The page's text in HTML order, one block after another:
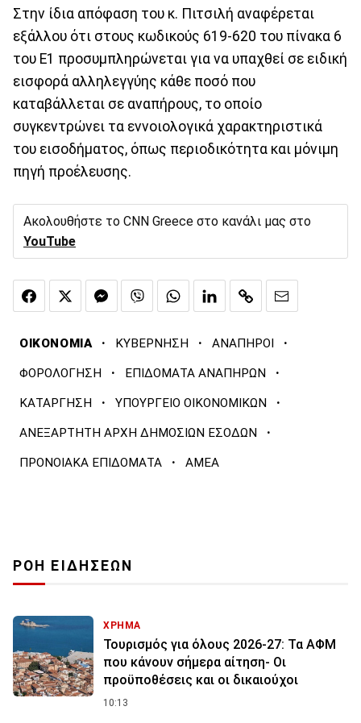
Στην ίδια απόφαση του κ. Πιτσιλή αναφέρεται
εξάλλου ότι στους κωδικούς 619-620 του πίνακα 6
του Ε1 προσυμπληρώνεται για να υπαχθεί σε ειδική
εισφορά αλληλεγγύης κάθε ποσό που
καταβάλλεται σε αναπήρους, το οποίο
συγκεντρώνει τα εννοιολογικά χαρακτηριστικά
του εισοδήματος, όπως περιοδικότητα και μόνιμη
πηγή προέλευσης.
Ακολουθήστε το CNN Greece στο κανάλι μας στο
YouTube
ΟΙΚΟΝΟΜΙΑ · ΚΥΒΕΡΝΗΣΗ · ΑΝΑΠΗΡΟΙ ·
ΦΟΡΟΛΟΓΗΣΗ · ΕΠΙΔΟΜΑΤΑ ΑΝΑΠΗΡΩΝ ·
ΚΑΤΑΡΓΗΣΗ · ΥΠΟΥΡΓΕΙΟ ΟΙΚΟΝΟΜΙΚΩΝ ·
ΑΝΕΞΑΡΤΗΤΗ ΑΡΧΗ ΔΗΜΟΣΙΩΝ ΕΣΟΔΩΝ ·
ΠΡΟΝΟΙΑΚΑ ΕΠΙΔΟΜΑΤΑ · ΑΜΕΑ
ΡΟΗ ΕΙΔΗΣΕΩΝ
ΧΡΗΜΑ
Τουρισμός για όλους 2026-27: Τα ΑΦΜ
που κάνουν σήμερα αίτηση- Οι
προϋποθέσεις και οι δικαιούχοι
10:13